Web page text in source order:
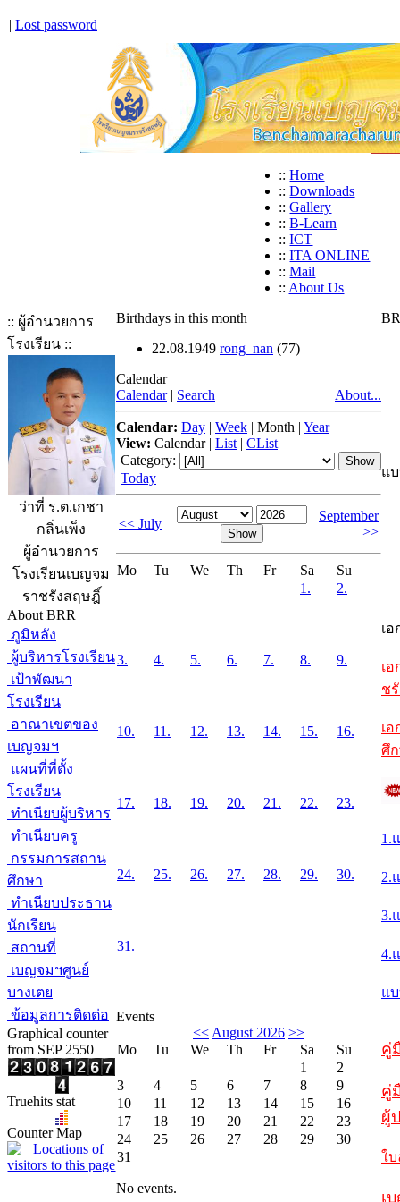
| Lost password
:: Home
:: Downloads
:: Gallery
:: B-Learn
:: ICT
:: ITA ONLINE
:: Mail
:: About Us
:: ผู้อำนวยการ
โรงเรียน ::
ว่าที่ ร.ต.เกชา
กลิ่นเพ็ง
ผู้อำนวยการ
โรงเรียนเบญจม
ราชรังสฤษฎิ์
About BRR
ภูมิหลัง
ผู้บริหารโรงเรียน
เป้าพัฒนา
โรงเรียน
อาณาเขตของ
เบญจมฯ
แผนที่ที่ตั้ง
โรงเรียน
ทำเนียบผู้บริหาร
ทำเนียบครู
กรรมการสถาน
ศึกษา
ทำเนียบประธาน
นักเรียน
สถานที่
เบญจมฯศูนย์
บางเตย
ข้อมูลการติดต่อ
Graphical counter
from SEP 2550
Truehits stat
Counter Map
Birthdays in this month
22.08.1949 rong_nan (77)
Calendar
Calendar | Search About...
Calendar: Day | Week | Month | Year
View: Calendar| List | CList
Category:
Today
<< July
September
>>
Mo Tu We Th Fr Sa
Su
1.
2.
3. 4. 5. 6. 7. 8. 9.
10. 11. 12. 13. 14. 15. 16.
17. 18. 19. 20. 21. 22. 23.
24. 25. 26. 27. 28. 29. 30.
31.
Events
<< August 2026 >>
Mo
Tu We Th Fr Sa
Su
1
2
3
4 5 6 7 8
9
10
11 12 13 14 15
16
17
18 19 20 21 22
23
24
25 26 27 28 29
30
31
No events.
แ
เ
เ
ช
เ
ศึ
1.
2.
3.
4.
แ
คู่
คู่
ผู้
ใ
เ